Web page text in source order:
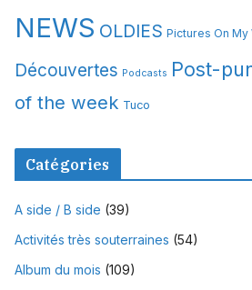
NEWS OLDIES Pictures On My
Découvertes Podcasts Post-
of the week Tuco
Catégories
A side / B side (39)
Activités très souterraines (54)
Album du mois (109)